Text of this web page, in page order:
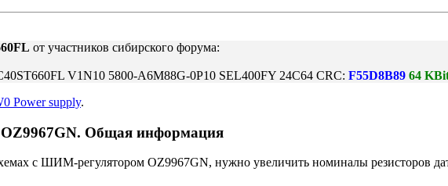
от участников сибирского форума:
V1N10 5800-A6M88G-0P10 SEL400FY 24C64 CRC: F55D8B89 64
Power supply.
OZ9967GN. Общая информация
с ШИМ-регулятором OZ9967GN, нужно увеличить номиналы резисторов